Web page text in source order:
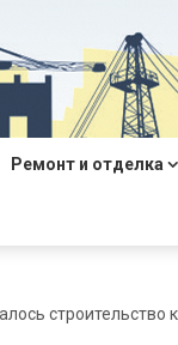
Ремонт и отделка